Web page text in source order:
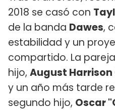
2018 se casó con
de la banda Dawes,
estabilidad y un
compartido. La
hijo, August
y un año más tarde
segundo hijo, Oscar